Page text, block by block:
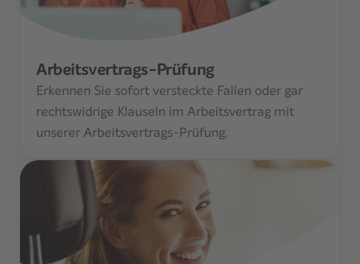
Arbeitsvertrags-Prüfung
Erkennen Sie sofort versteckte Fallen oder gar
rechtswidrige Klauseln im Arbeitsvertrag mit
unserer Arbeitsvertrags-Prüfung.